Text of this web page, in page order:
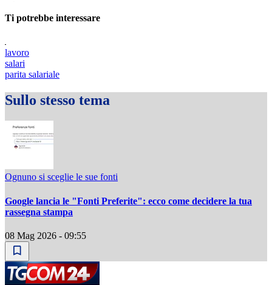
Ti potrebbe interessare
lavoro
salari
parita salariale
Sullo stesso tema
Ognuno si sceglie le sue fonti
Google lancia le "Fonti Preferite": ecco come decidere la tua
rassegna stampa
08 Mag 2026 - 09:55